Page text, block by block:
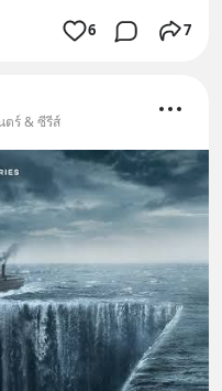
6 7
ตร์ & ซีรีส์